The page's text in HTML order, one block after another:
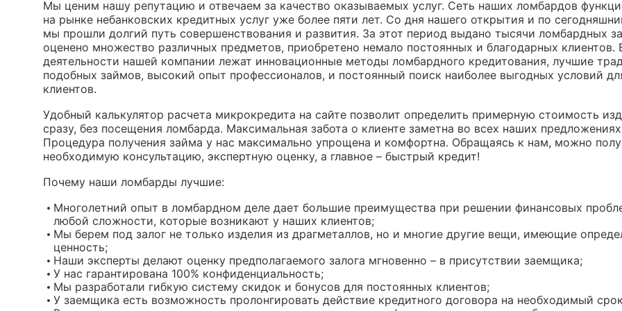
Мы ценим нашу репутацию и отвечаем за качество оказываемых услуг. Сеть наших ломбардов
на рынке небанковских кредитных услуг уже более пяти лет. Со дня нашего открытия и по
мы прошли долгий путь совершенствования и развития. За этот период выдано тысячи ломбардных
оценено множество различных предметов, приобретено немало постоянных и благодарных клиентов.
деятельности нашей компании лежат инновационные методы ломбардного кредитования, лучшие
подобных займов, высокий опыт профессионалов, и постоянный поиск наиболее выгодных условий
клиентов.
Удобный калькулятор расчета микрокредита на сайте позволит определить примерную стоимость
сразу, без посещения ломбарда. Максимальная забота о клиенте заметна во всех наших
Процедура получения займа у нас максимально упрощена и комфортна. Обращаясь к нам, можно
необходимую консультацию, экспертную оценку, а главное – быстрый кредит!
Почему наши ломбарды лучшие:
Многолетний опыт в ломбардном деле дает большие преимущества при решении финансовых
любой сложности, которые возникают у наших клиентов;
Мы берем под залог не только изделия из драгметаллов, но и многие другие вещи, имеющие
ценность;
Наши эксперты делают оценку предполагаемого залога мгновенно – в присутствии заемщика;
У нас гарантирована 100% конфиденциальность;
Мы разработали гибкую систему скидок и бонусов для постоянных клиентов;
У заемщика есть возможность пролонгировать действие кредитного договора на необходимый